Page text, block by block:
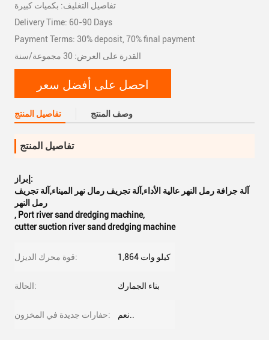
تفاصيل التغليف: بكميات كبيرة
Delivery Time: 60-90 Days
Payment Terms: 30% deposit, 70% final payment
القدرة على العرض: 30 مجموعة/سنة
احصل على أفضل سعر
تفاصيل المنتج وصف المنتج
تفاصيل المنتج
إبراز:
آلة جرافة رمل النهر عالية الأداء,آلة تجريف رمال نهر الميناء,آلة تجريف
رمل النهر
, Port river sand dredging machine,
cutter suction river sand dredging machine
قوة محرك الديزل: 1,864 كيلو وات
الحالة: بناء الجمارك
حفارات جديدة في المخزون: